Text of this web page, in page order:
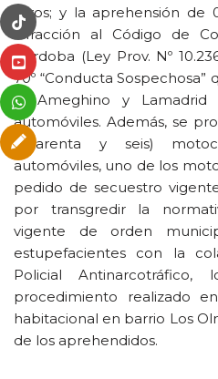
otros; y la aprehensión de
infracción al Código de
Córdoba (Ley Prov. Nº
70º “Conducta
F. Ameghino y Lamadrid
automóviles. Además, se
(cuarenta y seis)
automóviles, uno de los
pedido de secuestro
por transgredir la
vigente de orden
estupefacientes con la
Policial
procedimiento realizado
habitacional en barrio Los
de los aprehendidos.